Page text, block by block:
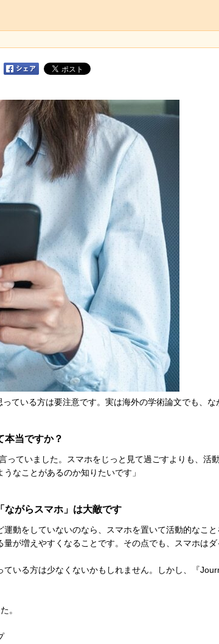
ている方は要注意です。実は海外の学術論文でも、
本当ですか？
ていました。スマホをじっと見て過ごすよりも、
なことがあるのか知りたいです」
ながらスマホ」は大敵です
動をしていないのなら、スマホを置いて活動的なこ
が増えやすくなることです。その点でも、スマホはダ
ている方は少なくないかもしれません。しかし、『
。